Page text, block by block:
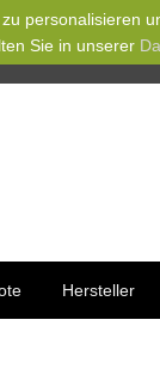
personalisieren
Sie in unserer
Hersteller